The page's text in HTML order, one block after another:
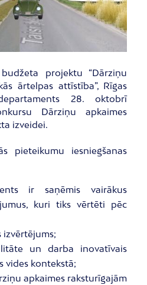
projektu “Dārziņu
ārtelpas attīstība”, Rīgas
28. oktobrī
Dārziņu apkaimes
izveidei.
pieteikumu iesniegšanas
ir saņēmis vairākus
kuri tiks vērtēti pēc
un darba inovatīvais
vides kontekstā;
apkaimes raksturīgajām